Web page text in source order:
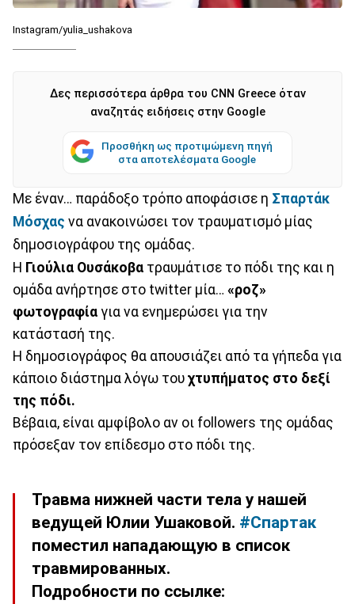
Instagram/yulia_ushakova
Δες περισσότερα άρθρα του CNN Greece όταν
αναζητάς ειδήσεις στην Google
Προσθήκη ως προτιμώμενη πηγή
στα αποτελέσματα Google
Με έναν… παράδοξο τρόπο αποφάσισε η Σπαρτάκ
Μόσχας να ανακοινώσει τον τραυματισμό μίας
δημοσιογράφου της ομάδας.
Η Γιούλια Ουσάκοβα τραυμάτισε το πόδι της και η
ομάδα ανήρτησε στο twitter μία… «ροζ»
φωτογραφία για να ενημερώσει για την
κατάστασή της.
Η δημοσιογράφος θα απουσιάζει από τα γήπεδα για
κάποιο διάστημα λόγω του χτυπήματος στο δεξί
της πόδι.
Βέβαια, είναι αμφίβολο αν οι followers της ομάδας
πρόσεξαν τον επίδεσμο στο πόδι της.
Травма нижней части тела у нашей
ведущей Юлии Ушаковой. #Спартак
поместил нападающую в список
травмированных.
Подробности по ссылке: